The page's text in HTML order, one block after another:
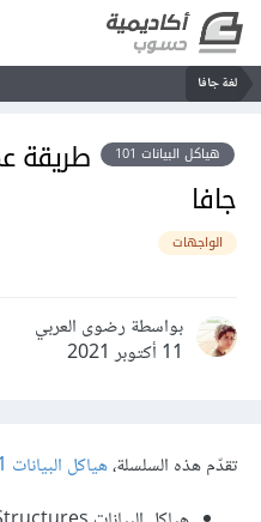
لغة جافا
هياكل البيانات 101
طريقة
جافا
الواجهات
بواسطة رضوى العربي
11 أكتوبر 2021
تقدّم هذه السلسلة،هياكل البيانات 101